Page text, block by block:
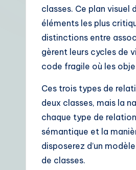
classes. Ce plan
éléments les plus
distinctions entre
gèrent leurs cycles de
code fragile où les
Ces trois types de
deux classes, mais la
chaque type de
sémantique et la
disposerez d’un
de classes.